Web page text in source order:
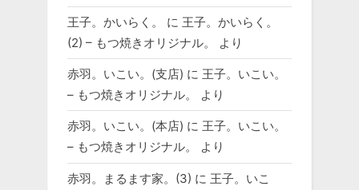
王子。かいらく。 に 王子。かいらく。
(2) – もつ焼きオリジナル。
より
赤羽。いこい。(支店) に 王子。いこい。
– もつ焼きオリジナル。
より
赤羽。いこい。(本店) に 王子。いこい。
– もつ焼きオリジナル。
より
赤羽。まるます家。(3) に 王子。いこ